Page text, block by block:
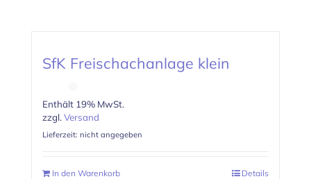
SfK Freischachanlage klein
Enthält 19% MwSt.
zzgl. Versand
Lieferzeit: nicht angegeben
In den Warenkorb Details